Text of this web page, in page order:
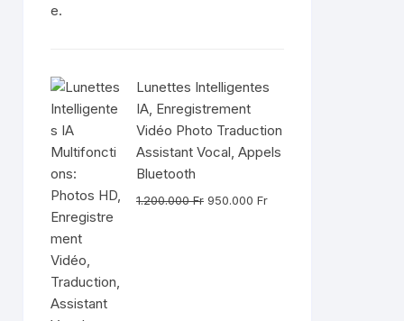
Lunettes Intelligentes
IA, Enregistrement
Vidéo Photo Traduction
Assistant Vocal, Appels
Bluetooth
1.200.000Fr Le
950.000 FrLe